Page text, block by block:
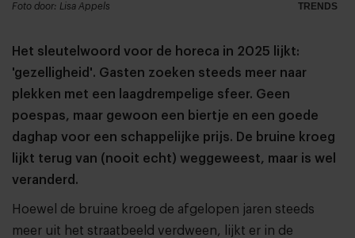
TRENDS
Foto door: Lisa Appels
Het sleutelwoord voor de horeca in 2025 lijkt:
'gezelligheid'. Gasten zoeken steeds meer naar
plekken met een laagdrempelige sfeer. Geen
poespas, maar gewoon een biertje en een goede
daghap voor een schappelijke prijs. De bruine kroeg
lijkt terug van (nooit echt) weggeweest, maar is wel
veranderd.
Hoewel de bruine kroeg de afgelopen jaren steeds
meer uit het straatbeeld verdween, lijkt er in de